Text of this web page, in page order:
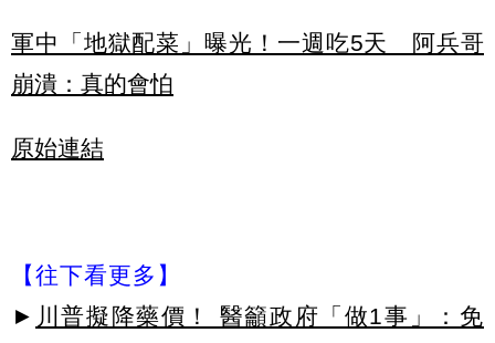
軍中「地獄配菜」曝光！一週吃5天 阿兵哥
崩潰：真的會怕
原始連結
【往下看更多】
► 川普擬降藥價！ 醫籲政府「做1事」：免